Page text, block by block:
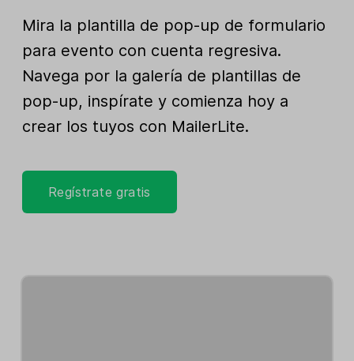
Mira la plantilla de pop-up de formulario
para evento con cuenta regresiva.
Navega por la galería de plantillas de
pop-up, inspírate y comienza hoy a
crear los tuyos con MailerLite.
Regístrate gratis